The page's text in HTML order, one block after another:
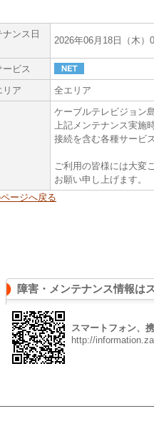
ナンス日
2026年06月18日（木）
ービス
リア
全エリア
ケーブルテレビジョン
上記メンテナンス実施
接続を含む各種サービ
ご利用の皆様には大変
お願い申し上げます。
ージへ戻る
障害・メンテナンス情報は
スマートフォン、
http://